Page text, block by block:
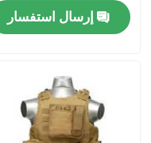
المنزل
فيديوهات
إرسال استفسار